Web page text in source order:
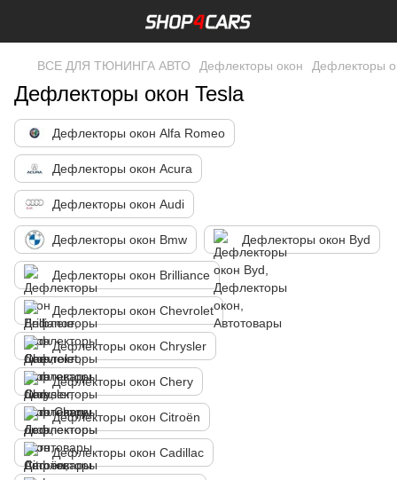
ВСЕ ДЛЯ ТЮНИНГА АВТО Дефлекторы окон Дефлекторы
Дефлекторы окон Tesla
Дефлекторы окон Alfa Romeo
Дефлекторы окон Acura
Дефлекторы окон Audi
Дефлекторы окон Bmw Дефлекторы окон Byd
Дефлекторы окон Brilliance
Дефлекторы окон Chevrolet
Дефлекторы окон Chrysler
Дефлекторы окон Chery
Дефлекторы окон Citroën
Дефлекторы окон Cadillac